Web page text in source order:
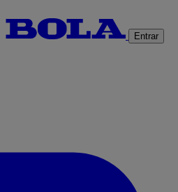
Entrar